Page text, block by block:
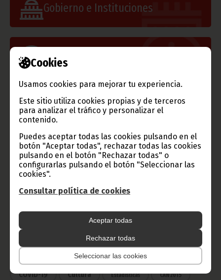
Cookies
Usamos cookies para mejorar tu experiencia.
Este sitio utiliza cookies propias y de terceros
para analizar el tráfico y personalizar el
contenido.
Puedes aceptar todas las cookies pulsando en el
botón "Aceptar todas", rechazar todas las cookies
pulsando en el botón "Rechazar todas" o
configurarlas pulsando el botón "Seleccionar las
cookies".
Consultar política de cookies
Aceptar todas
Rechazar todas
Seleccionar las cookies
Gobierno e Instituciones
Información de Guinea Ecuatorial
TVGE
Radio Nacional de Guinea
Ecuatorial
Haz click aquí para escuchar ahora
CATEGORÍAS
Noticias Gobierno
Presidencia
Deportes Vicepresidencia
COVID-19 Cultura Estadísticas CAN 2015